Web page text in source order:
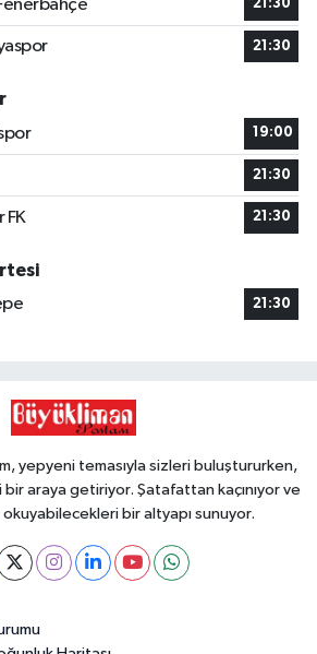
21:30
21:30
19:00
21:30
FK 21:30
21:30
yepyeni temasıyla sizleri buluştururken,
araya getiriyor. Şatafattan kaçınıyor ve
bir altyapı sunuyor.